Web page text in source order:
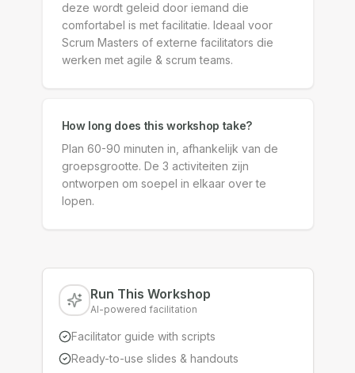
deze wordt geleid door iemand die
comfortabel is met facilitatie. Ideaal voor
Scrum Masters of externe facilitators die
werken met agile & scrum teams.
How long does this workshop take?
Plan 60-90 minuten in, afhankelijk van de
groepsgrootte. De 3 activiteiten zijn
ontworpen om soepel in elkaar over te
lopen.
Run This Workshop
AI-powered facilitation
Facilitator guide with scripts
Ready-to-use slides & handouts